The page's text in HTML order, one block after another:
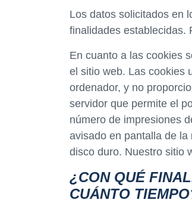
Los datos solicitados en
finalidades establecidas.
En cuanto a las cookies
el sitio web. Las cookies
ordenador, y no
servidor que permite el
número de impresiones
avisado en pantalla de
disco duro. Nuestro sitio
¿CON QUÉ
CUÁNTO